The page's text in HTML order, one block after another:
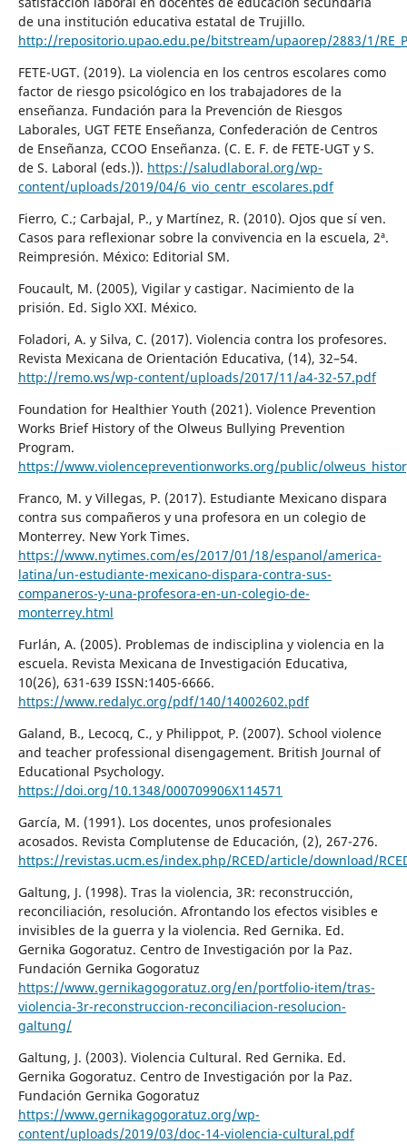
de una institución educativa estatal de Trujillo.
http://repositorio.upao.edu.pe/bitstream/upaorep/2883/1/
FETE-UGT. (2019). La violencia en los centros escolares como
factor de riesgo psicológico en los trabajadores de la
enseñanza. Fundación para la Prevención de Riesgos
Laborales, UGT FETE Enseñanza, Confederación de Centros
de Enseñanza, CCOO Enseñanza. (C. E. F. de FETE-UGT y S.
de S. Laboral (eds.)). https://saludlaboral.org/wp-
content/uploads/2019/04/6_vio_centr_escolares.pdf
Fierro, C.; Carbajal, P., y Martínez, R. (2010). Ojos que sí ven.
Casos para reflexionar sobre la convivencia en la escuela, 2ª.
Reimpresión. México: Editorial SM.
Foucault, M. (2005), Vigilar y castigar. Nacimiento de la
prisión. Ed. Siglo XXI. México.
Foladori, A. y Silva, C. (2017). Violencia contra los profesores.
Revista Mexicana de Orientación Educativa, (14), 32–54.
http://remo.ws/wp-content/uploads/2017/11/a4-32-57.pdf
Foundation for Healthier Youth (2021). Violence Prevention
Works Brief History of the Olweus Bullying Prevention
Program.
https://www.violencepreventionworks.org/public/
Franco, M. y Villegas, P. (2017). Estudiante Mexicano dispara
contra sus compañeros y una profesora en un colegio de
Monterrey. New York Times.
https://www.nytimes.com/es/2017/01/18/espanol/america-
latina/un-estudiante-mexicano-dispara-contra-sus-
companeros-y-una-profesora-en-un-colegio-de-
monterrey.html
Furlán, A. (2005). Problemas de indisciplina y violencia en la
escuela. Revista Mexicana de Investigación Educativa,
10(26), 631-639 ISSN:1405-6666.
https://www.redalyc.org/pdf/140/14002602.pdf
Galand, B., Lecocq, C., y Philippot, P. (2007). School violence
and teacher professional disengagement. British Journal of
Educational Psychology.
https://doi.org/10.1348/000709906X114571
García, M. (1991). Los docentes, unos profesionales
acosados. Revista Complutense de Educación, (2), 267-276.
https://revistas.ucm.es/index.php/RCED/article/download/
Galtung, J. (1998). Tras la violencia, 3R: reconstrucción,
reconciliación, resolución. Afrontando los efectos visibles e
invisibles de la guerra y la violencia. Red Gernika. Ed.
Gernika Gogoratuz. Centro de Investigación por la Paz.
Fundación Gernika Gogoratuz
https://www.gernikagogoratuz.org/en/portfolio-item/tras-
violencia-3r-reconstruccion-reconciliacion-resolucion-
galtung/
Galtung, J. (2003). Violencia Cultural. Red Gernika. Ed.
Gernika Gogoratuz. Centro de Investigación por la Paz.
Fundación Gernika Gogoratuz
https://www.gernikagogoratuz.org/wp-
content/uploads/2019/03/doc-14-violencia-cultural.pdf